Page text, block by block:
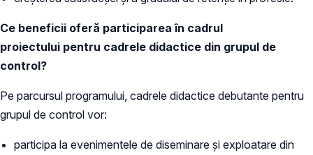
Ce beneficii oferă participarea în cadrul
proiectului pentru cadrele didactice din grupul de
control?
Pe parcursul programului, cadrele didactice debutante pentru
grupul de control vor:
participa la evenimentele de diseminare și exploatare din